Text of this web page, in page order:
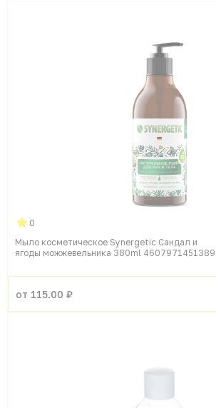
0
Мыло косметическое Synergetic Сандал и
ягоды можжевельника 380ml 4607971451389
от 115.00 ₽